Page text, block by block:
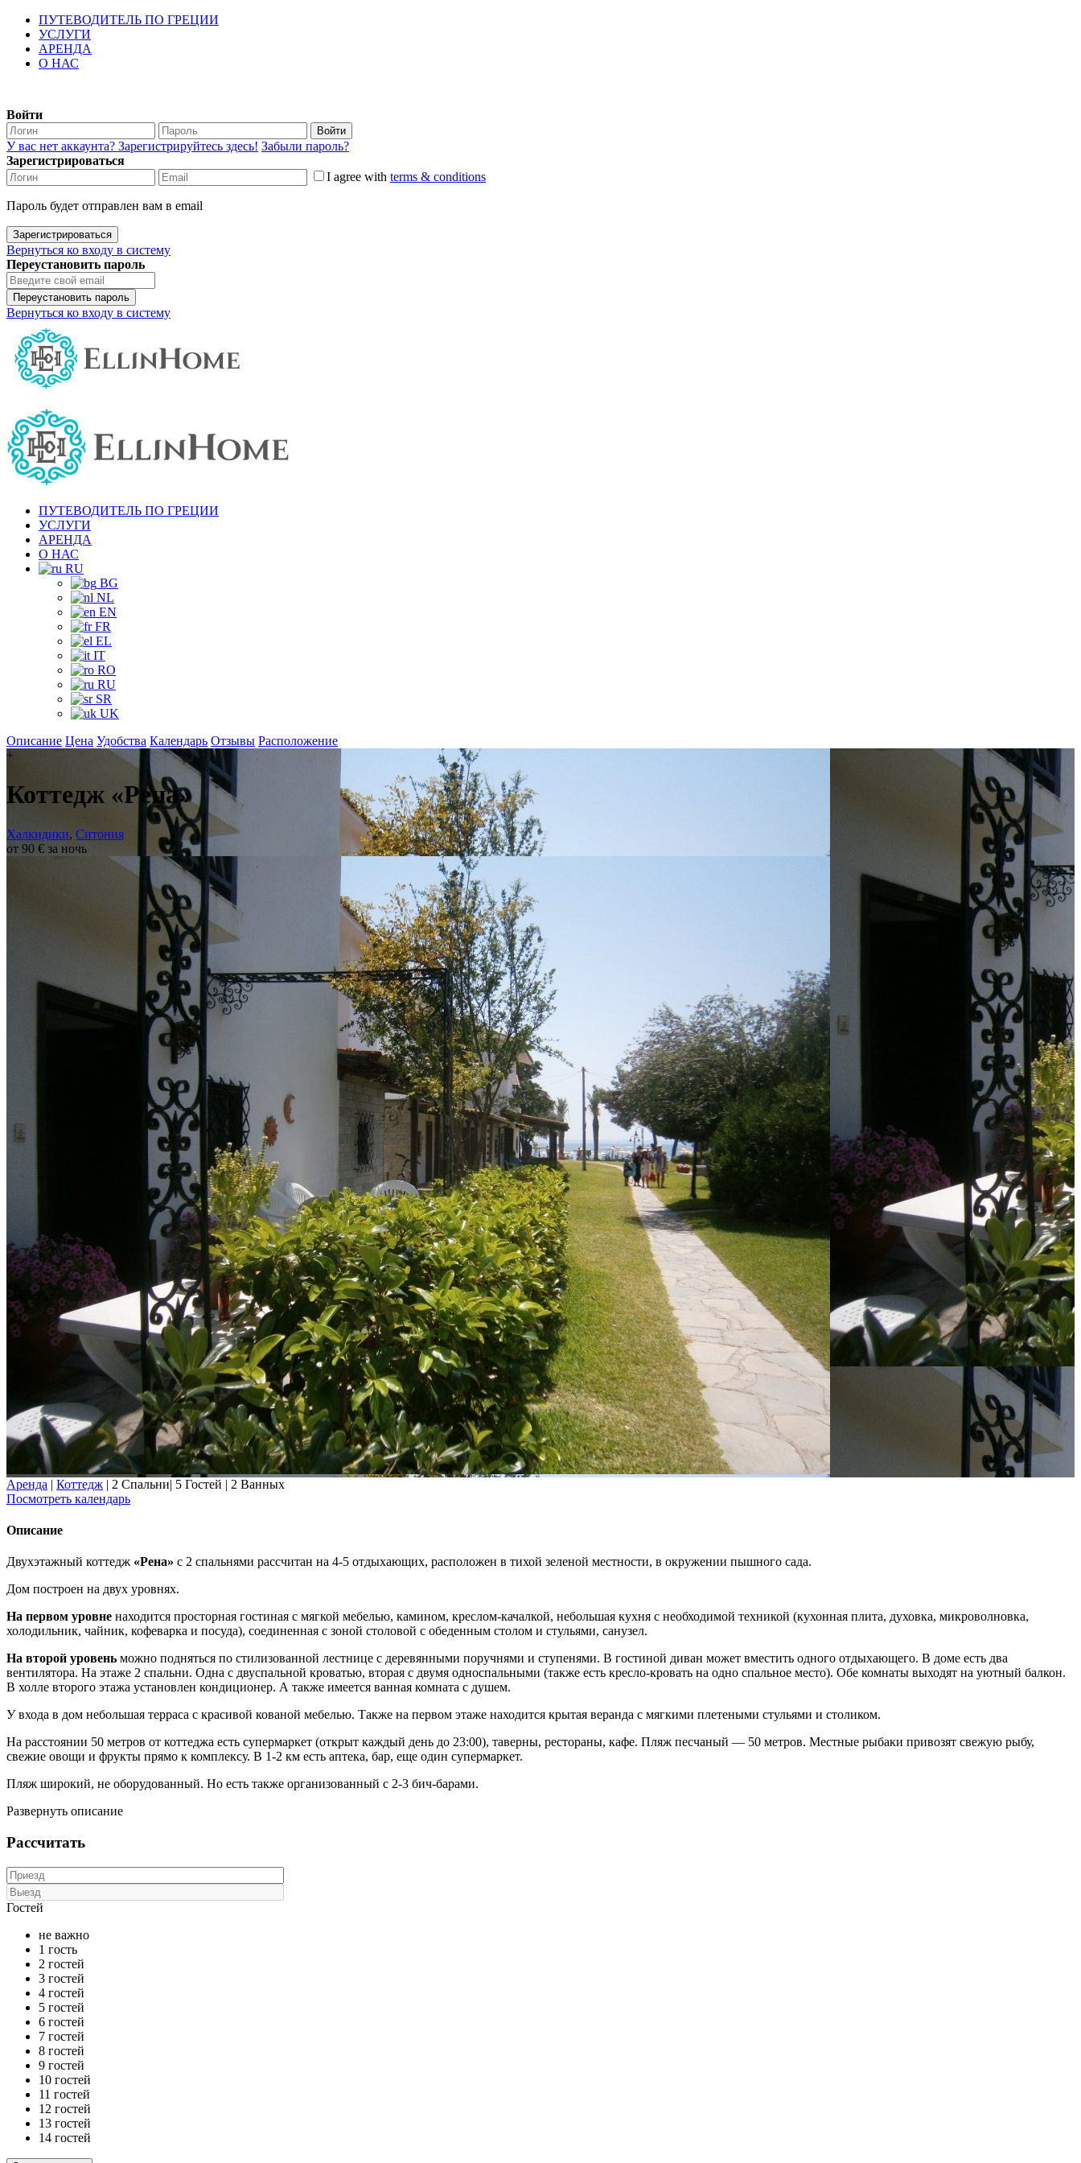
ПУТЕВОДИТЕЛЬ ПО ГРЕЦИИ
УСЛУГИ
АРЕНДА
О НАС
Войти
Войти
У вас нет аккаунта? Зарегистрируйтесь здесь! Забыли пароль?
Зарегистрироваться
I agree with terms & conditions
Пароль будет отправлен вам в email
Зарегистрироваться
Вернуться ко входу в систему
Переустановить пароль
Переустановить пароль
Вернуться ко входу в систему
ПУТЕВОДИТЕЛЬ ПО ГРЕЦИИ
УСЛУГИ
АРЕНДА
О НАС
RU
BG
NL
EN
FR
EL
IT
RO
RU
SR
UK
Описание Цена Удобства Календарь Отзывы Расположение
+
Коттедж «Рена»
Халкидики, Ситония
от 90 € за ночь
Аренда | Коттедж | 2 Спальни| 5 Гостей | 2 Ванных
Посмотреть календарь
Описание
Двухэтажный коттедж «Рена» с 2 спальнями рассчитан на 4-5 отдыхающих, расположен в тихой зеленой местности, в окружении пышного сада.
Дом построен на двух уровнях.
На первом уровне находится просторная гостиная с мягкой мебелью, камином, креслом-качалкой, небольшая кухня с необходимой техникой (кухонная плита, духовка, микроволновка,
холодильник, чайник, кофеварка и посуда), соединенная с зоной столовой с обеденным столом и стульями, санузел.
На второй уровень можно подняться по стилизованной лестнице с деревянными поручнями и ступенями. В гостиной диван может вместить одного отдыхающего. В доме есть два
вентилятора. На этаже 2 спальни. Одна с двуспальной кроватью, вторая с двумя односпальными (также есть кресло-кровать на одно спальное место). Обе комнаты выходят на уютный балкон.
В холле второго этажа установлен кондиционер. А также имеется ванная комната с душем.
У входа в дом небольшая терраса с красивой кованой мебелью. Также на первом этаже находится крытая веранда с мягкими плетеными стульями и столиком.
На расстоянии 50 метров от коттеджа есть супермаркет (открыт каждый день до 23:00), таверны, рестораны, кафе. Пляж песчаный — 50 метров. Местные рыбаки привозят свежую рыбу,
свежие овощи и фрукты прямо к комплексу. В 1-2 км есть аптека, бар, еще один супермаркет.
Пляж широкий, не оборудованный. Но есть также организованный с 2-3 бич-барами.
Развернуть описание
Рассчитать
Гостей
не важно
1 гость
2 гостей
3 гостей
4 гостей
5 гостей
6 гостей
7 гостей
8 гостей
9 гостей
10 гостей
11 гостей
12 гостей
13 гостей
14 гостей